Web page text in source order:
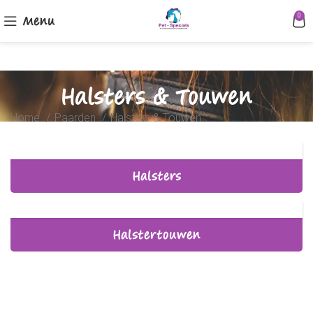
Menu 0
Halsters & Touwen
Home Paarden Halsters & Touwen
Halsters
Halstertouwen